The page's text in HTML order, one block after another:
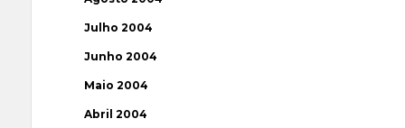
Julho 2004
Junho 2004
Maio 2004
Abril 2004